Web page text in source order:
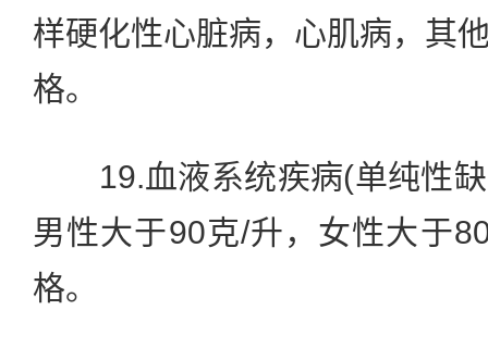
样硬化性心脏病，心肌病，其
格。
19.血液系统疾病(单纯性缺
男性大于90克/升，女性大于
格。